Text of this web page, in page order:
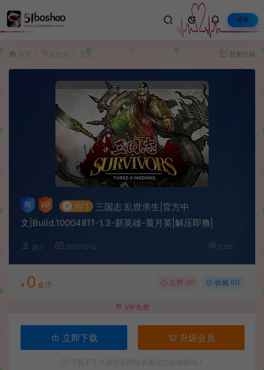
登录
手游资源 正文 我要投稿
# 热门
三国志 乱世求生|官方中
文|Build.10004811-1.3-新英雄-黄月英|解压即撸|
波少 2022-12-02 2,182
¥ 0 金币 点赞 (0) 收藏 (0)
VIP免费
立即下载 升级会员